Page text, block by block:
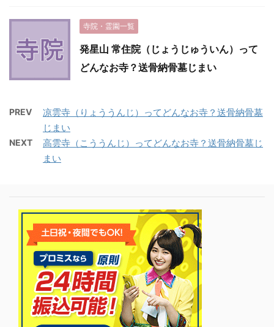
寺院・霊園一覧
発星山 常住院（じょうじゅういん）って
どんなお寺？送骨納骨墓じまい
PREV
凉雲寺（りょううんじ）ってどんなお寺？送骨納骨墓
じまい
NEXT
高雲寺（こううんじ）ってどんなお寺？送骨納骨墓じ
まい